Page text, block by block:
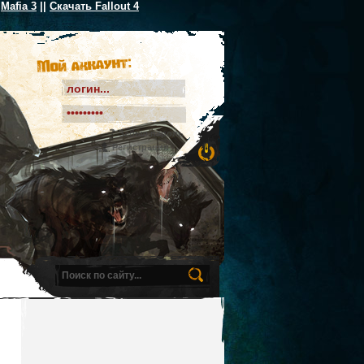
Mafia 3 Скачать Fallout 4
Мой аккаунт:
Забыл пароль
Регистрация